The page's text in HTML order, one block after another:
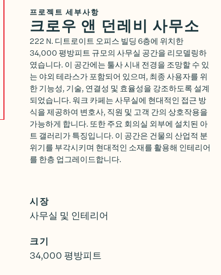
프로젝트 세부사항
크로우 앤 던레비 사무소
222 N. 디트로이트 오피스 빌딩 6층에 위치한
34,000 평방피트 규모의 사무실 공간을 리모델링하
였습니다. 이 공간에는 툴사 시내 전경을 조망할 수 있
는 야외 테라스가 포함되어 있으며, 최종 사용자를 위
한 기능성, 기술, 연결성 및 효율성을 강조하도록 설계
되었습니다. 워크 카페는 사무실에 현대적인 접근 방
식을 제공하여 변호사, 직원 및 고객 간의 상호작용을
가능하게 합니다. 또한 주요 회의실 외부에 설치된 아
트 갤러리가 특징입니다. 이 공간은 건물의 산업적 분
위기를 부각시키며 현대적인 소재를 활용해 인테리어
를 한층 업그레이드합니다.
시장
사무실 및 인테리어
크기
34,000 평방피트